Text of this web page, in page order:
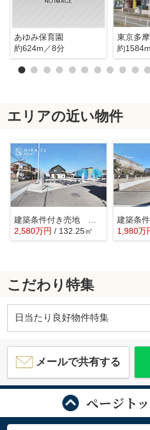
あゆみ保育園
約624m／8分
東京多
約
エリアの近い物件
2,580万円 / 132.25㎡
1,980万
こだわり特集
日当たり良好物件特集
メールで共有する
ページト